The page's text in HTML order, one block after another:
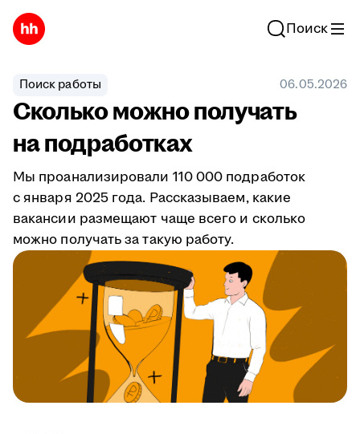
Поиск
Поиск работы 06.05.2026
Сколько можно получать
на подработках
Мы проанализировали 110 000 подработок
с января 2025 года. Рассказываем, какие
вакансии размещают чаще всего и сколько
можно получать за такую работу.